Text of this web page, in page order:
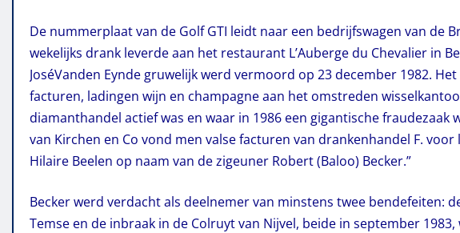
De nummerplaat van de Golf GTI leidt naar een bedrijfswagen van de
wekelijks drank leverde aan het restaurant L’Auberge du Chevalier in
JoséVanden Eynde gruwelijk werd vermoord op 23 december 1982.
facturen, ladingen wijn en champagne aan het omstreden
diamanthandel actief was en waar in 1986 een gigantische
van Kirchen en Co vond men valse facturen van drankenhandel F.
Hilaire Beelen op naam van de zigeuner Robert (Baloo) Becker.”
Becker werd verdacht als deelnemer van minstens twee bendefeiten:
Temse en de inbraak in de Colruyt van Nijvel, beide in september